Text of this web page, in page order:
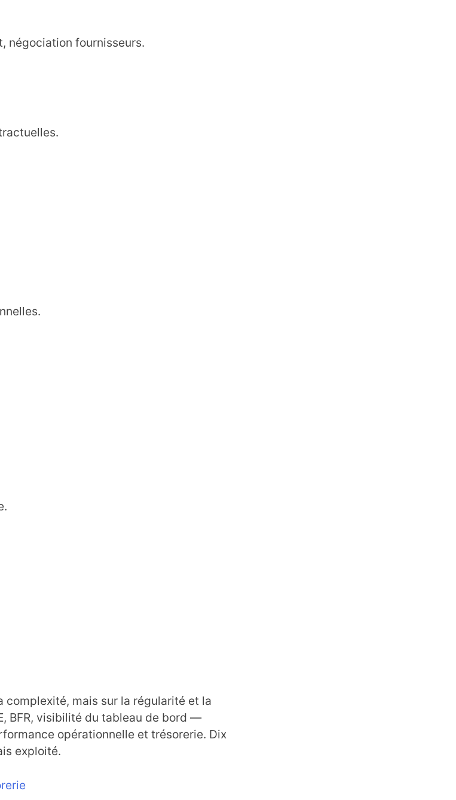
négociation fournisseurs.
complexité, mais sur la régularité et la
BFR, visibilité du tableau de bord —
opérationnelle et trésorerie. Dix
exploité.